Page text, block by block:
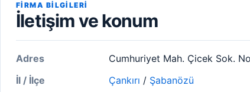
FIRMA BILGILERI
İletişim ve konum
Adres
Cumhuriyet Mah. Çicek Sok.
İl / İlçe
Çankırı / Şabanözü